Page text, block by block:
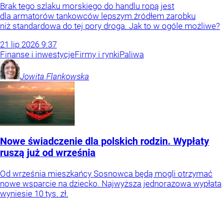
Brak tego szlaku morskiego do handlu ropą jest
dla armatorów tankowców lepszym źródłem zarobku
niż standardowa do tej pory droga. Jak to w ogóle możliwe?
21 lip 2026 9:37
Finanse i inwestycjeFirmy i rynkiPaliwa
Jowita Flankowska
Nowe świadczenie dla polskich rodzin. Wypłaty
ruszą już od września
Od września mieszkańcy Sosnowca będą mogli otrzymać
nowe wsparcie na dziecko. Najwyższa jednorazowa wypłata
wyniesie 10 tys. zł.